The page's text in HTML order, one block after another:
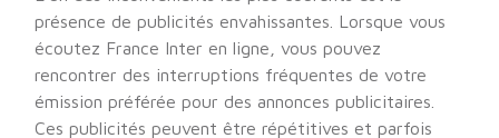
présence de publicités envahissantes. Lorsque vous
écoutez France Inter en ligne, vous pouvez
rencontrer des interruptions fréquentes de votre
émission préférée pour des annonces publicitaires.
Ces publicités peuvent être répétitives et parfois